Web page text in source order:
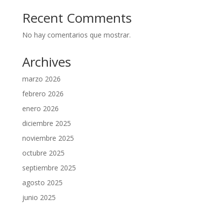
Recent Comments
No hay comentarios que mostrar.
Archives
marzo 2026
febrero 2026
enero 2026
diciembre 2025
noviembre 2025
octubre 2025
septiembre 2025
agosto 2025
junio 2025